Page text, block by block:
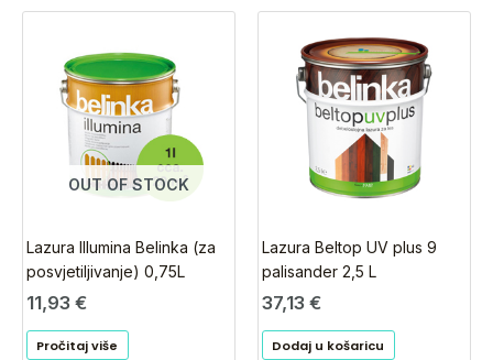
OUT OF STOCK
Lazura Illumina Belinka (za
posvjetiljivanje) 0,75L
11,93 €
Pročitaj više
Lazura Beltop UV plus 9
palisander 2,5 L
37,13 €
Dodaj u košaricu